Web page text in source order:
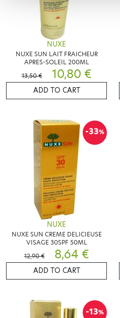
NUXE
NUXE SUN LAIT FRAICHEUR
APRES-SOLEIL 200ML
13,50 €
10,80 €
ADD TO CART
-33%
NUXE
NUXE SUN CREME DELICIEUSE
VISAGE 30SPF 50ML
12,90 €
8,64 €
ADD TO CART
-13%